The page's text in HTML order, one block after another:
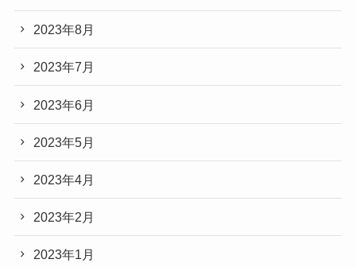
2023年8月
2023年7月
2023年6月
2023年5月
2023年4月
2023年2月
2023年1月